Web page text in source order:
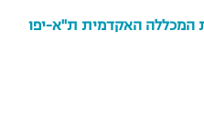
המכללה האקדמית ת"א-יפו